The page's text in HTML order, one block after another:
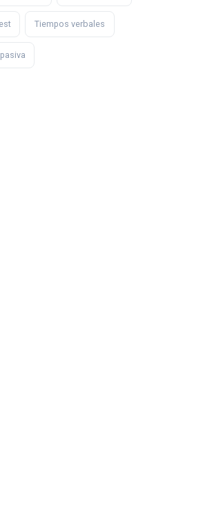
Tiempos verbales